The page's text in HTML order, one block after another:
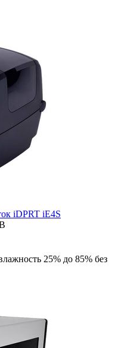
iDPRT iE4S
25% до 85% без